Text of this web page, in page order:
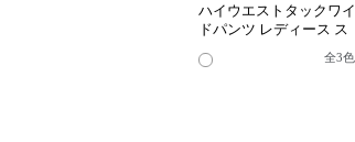
ハイウエストタックワイ
ドパンツ レディース ス
全3色